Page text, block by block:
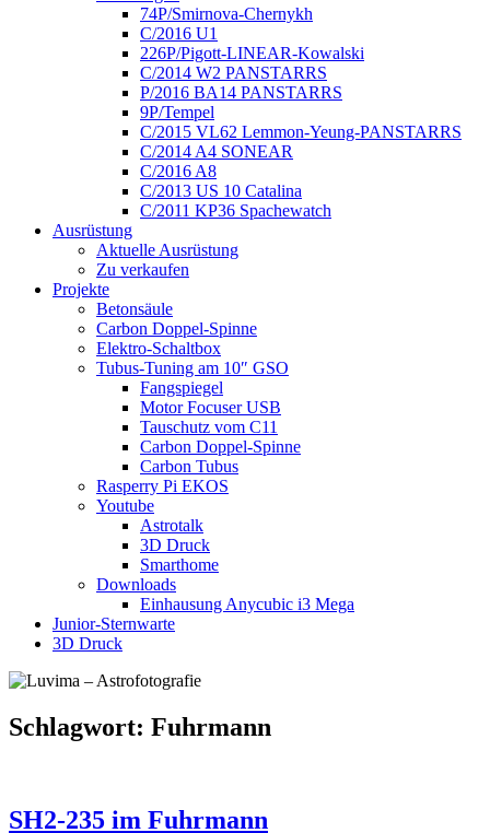
74P/Smirnova-Chernykh
C/2016 U1
226P/Pigott-LINEAR-Kowalski
C/2014 W2 PANSTARRS
P/2016 BA14 PANSTARRS
9P/Tempel
C/2015 VL62 Lemmon-Yeung-PANSTARRS
C/2014 A4 SONEAR
C/2016 A8
C/2013 US 10 Catalina
C/2011 KP36 Spachewatch
Ausrüstung
Aktuelle Ausrüstung
Zu verkaufen
Projekte
Betonsäule
Carbon Doppel-Spinne
Elektro-Schaltbox
Tubus-Tuning am 10″ GSO
Fangspiegel
Motor Focuser USB
Tauschutz vom C11
Carbon Doppel-Spinne
Carbon Tubus
Rasperry Pi EKOS
Youtube
Astrotalk
3D Druck
Smarthome
Downloads
Einhausung Anycubic i3 Mega
Junior-Sternwarte
3D Druck
Schlagwort: Fuhrmann
SH2-235 im Fuhrmann